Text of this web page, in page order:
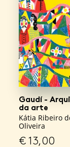
Gaudí -
da arte
Kátia Ribeiro
Oliveira
€13,00